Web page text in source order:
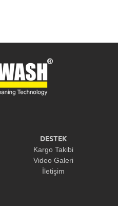
DESTEK
Kargo Takibi
Video Galeri
İletişim